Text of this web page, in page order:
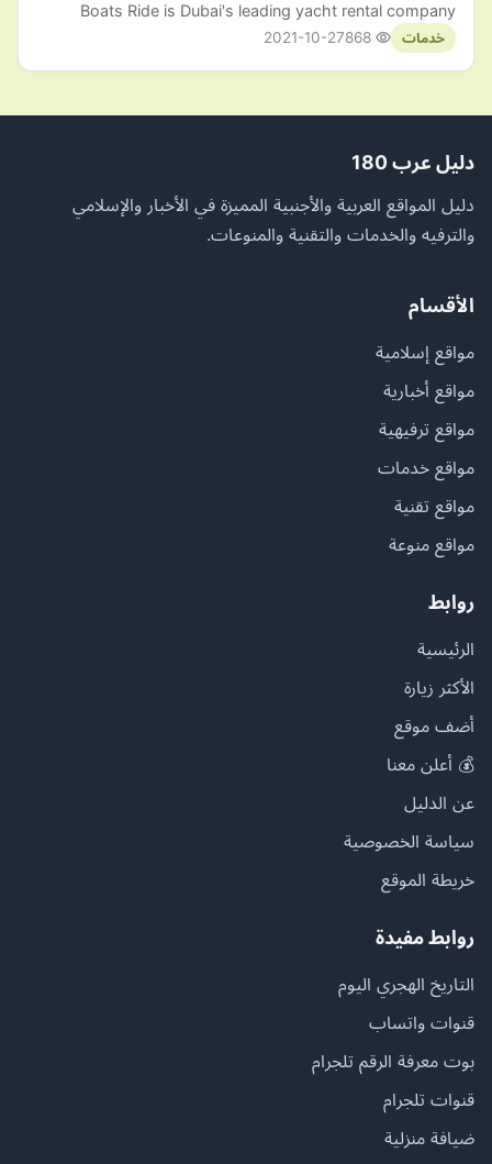
Boats Ride is Dubai's leading yacht rental company
خدمات 2021-10-27
دليل عرب 180
دليل المواقع العربية والأجنبية المميزة في الأخبار والإسلامي
والترفيه والخدمات والتقنية والمنوعات.
الأقسام
مواقع إسلامية
مواقع أخبارية
مواقع ترفيهية
مواقع خدمات
مواقع تقنية
مواقع منوعة
روابط
الرئيسية
الأكثر زيارة
أضف موقع
💰 أعلن معنا
عن الدليل
سياسة الخصوصية
خريطة الموقع
روابط مفيدة
التاريخ الهجري اليوم
قنوات واتساب
بوت معرفة الرقم تلجرام
قنوات تلجرام
ضيافة منزلية